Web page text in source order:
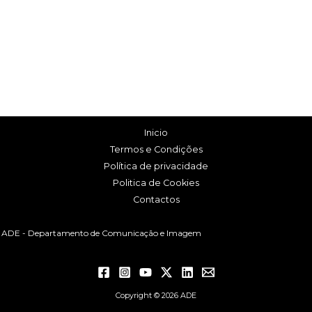
Inicio
Termos e Condições
Política de privacidade
Politica de Cookies
Contactos
ADE - Departamento de Comunicação e Imagem
Copyright © 2026 ADE